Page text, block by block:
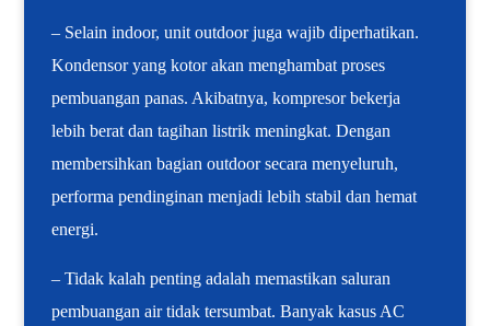
– Selain indoor, unit outdoor juga wajib diperhatikan.
Kondensor yang kotor akan menghambat proses
pembuangan panas. Akibatnya, kompresor bekerja
lebih berat dan tagihan listrik meningkat. Dengan
membersihkan bagian outdoor secara menyeluruh,
performa pendinginan menjadi lebih stabil dan hemat
energi.
– Tidak kalah penting adalah memastikan saluran
pembuangan air tidak tersumbat. Banyak kasus AC